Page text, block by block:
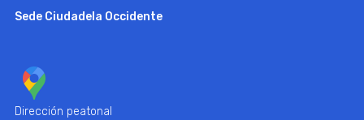
Sede Ciudadela Occidente
Dirección peatonal